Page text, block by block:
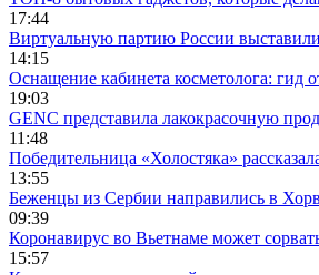
17:44
Виртуальную партию России
14:15
Оснащение кабинета косметолога: гид
19:03
GENC представила лакокрасочную
11:48
Победительница «Холостяка»
13:55
Беженцы из Сербии направились в
09:39
Коронавирус во Вьетнаме может
15:57